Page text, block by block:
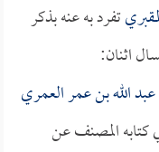
تفرد به عنه بذكر
اثنان:
عبد الله بن عمر العمري
كتابه المصنف عن